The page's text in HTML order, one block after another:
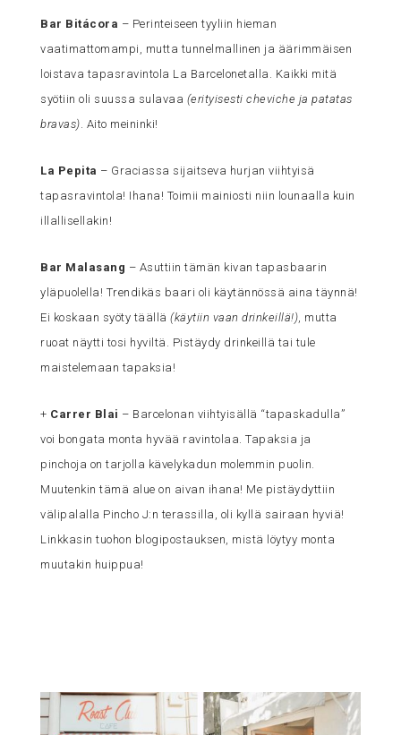
Bar Bitácora – Perinteiseen tyyliin hieman
vaatimattomampi, mutta tunnelmallinen ja äärimmäisen
loistava tapasravintola La Barcelonetalla. Kaikki mitä
syötiin oli suussa sulavaa (erityisesti cheviche ja patatas
bravas). Aito meininki!
La Pepita – Graciassa sijaitseva hurjan viihtyisä
tapasravintola! Ihana! Toimii mainiosti niin lounaalla kuin
illallisellakin!
Bar Malasang – Asuttiin tämän kivan tapasbaarin
yläpuolella! Trendikäs baari oli käytännössä aina täynnä!
Ei koskaan syöty täällä(käytiin vaan drinkeillä!), mutta
ruoat näytti tosi hyviltä. Pistäydy drinkeillä tai tule
maistelemaan tapaksia!
+ Carrer Blai – Barcelonan viihtyisällä “tapaskadulla”
voi bongata monta hyvää ravintolaa. Tapaksia ja
pinchoja on tarjolla kävelykadun molemmin puolin.
Muutenkin tämä alue on aivan ihana! Me pistäydyttiin
välipalalla Pincho J:n terassilla, oli kyllä sairaan hyviä!
Linkkasin tuohon blogipostauksen, mistä löytyy monta
muutakin huippua!